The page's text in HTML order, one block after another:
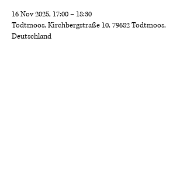
16 Nov 2025, 17:00 – 18:30
Todtmoos, Kirchbergstraße 10, 79682 Todtmoos,
Deutschland